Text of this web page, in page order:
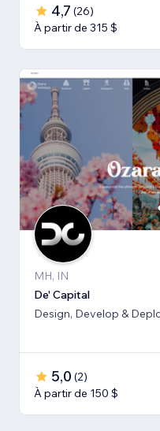
4,7 (26)
À partir de 315 $
MH, IN
De' Capital
Design, Develop &
5,0 (2)
À partir de 150 $